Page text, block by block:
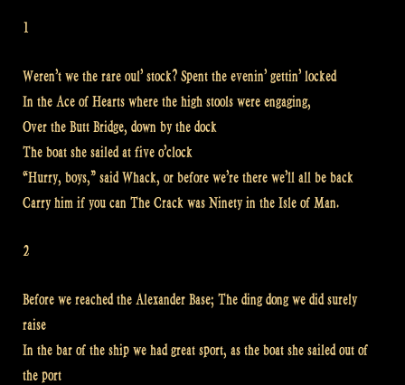
1
Weren’t we the rare oul’ stock? Spent the evenin’ gettin’ locked
In the Ace of Hearts where the high stools were engaging,
Over the Butt Bridge, down by the dock
The boat she sailed at five o’clock
“Hurry, boys,” said Whack, or before we’re there we’ll all be back
Carry him if you can The Crack was Ninety in the Isle of Man.
2
Before we reached the Alexander Base; The ding dong we did surely
raise
In the bar of the ship we had great sport, as the boat she sailed out of
the port